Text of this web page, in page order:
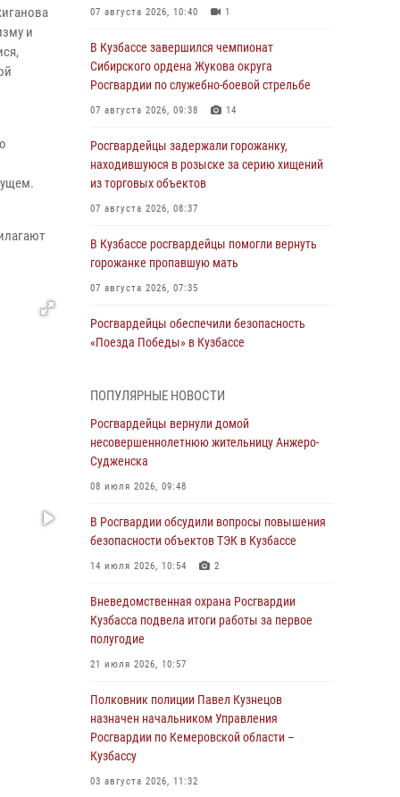
и
07 августа 2026, 10:40 1
В Кузбассе завершился чемпионат
Сибирского ордена Жукова округа
Росгвардии по служебно-боевой стрельбе
07 августа 2026, 09:38 14
Росгвардейцы задержали горожанку,
находившуюся в розыске за серию хищений
из торговых объектов
07 августа 2026, 08:37
В Кузбассе росгвардейцы помогли вернуть
горожанке пропавшую мать
07 августа 2026, 07:35
Росгвардейцы обеспечили безопасность
«Поезда Победы» в Кузбассе
Генерал-полковник Олег Плохой поздравил
специалистов организационно-штатных
подразделений Росгвардии с
профессиональным праздником
07 августа 2026, 05:32
С 1 сентября 2026 года вступает в силу новый
федеральный закон о частной охранной
Росгвардейцы задержали предполагаемого
виновника причинения ножевого ранения
Росгвардейцы задержали мужчину,
повредившего имущество горожанки
06 августа 2026, 08:17
ПОПУЛЯРНЫЕ НОВОСТИ
Росгвардейцы вернули домой
несовершеннолетнюю жительницу Анжеро-
Судженска
08 июля 2026, 09:48
В Росгвардии обсудили вопросы повышения
безопасности объектов ТЭК в Кузбассе
14 июля 2026, 10:54 2
Вневедомственная охрана Росгвардии
Кузбасса подвела итоги работы за первое
полугодие
21 июля 2026, 10:57
Полковник полиции Павел Кузнецов
назначен начальником Управления
Росгвардии по Кемеровской области –
Кузбассу
03 августа 2026, 11:32